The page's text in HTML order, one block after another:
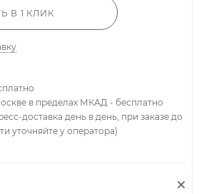
В 1 КЛИК
в пределах МКАД - бесплатно
доставка день в день, при заказе до
уточняйте у оператора)